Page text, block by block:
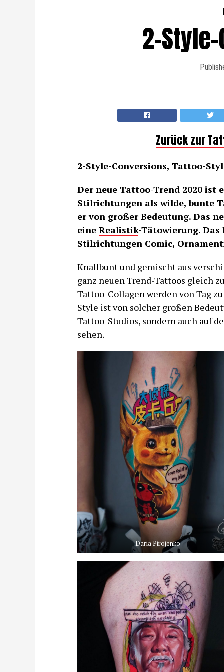
2-
Zurück zur
2-Style-Conversions, Tattoo-
Der neue Tattoo-Trend 2020 ist
Stilrichtungen als wilde, bunte
er von großer Bedeutung. Das
eine Realistik-Tätowierung.
Stilrichtungen Comic,
Knallbunt und gemischt aus
ganz neuen Trend-Tattoos gleich
Tattoo-Collagen werden von Tag
Style ist von solcher großen
Tattoo-Studios, sondern auch auf
sehen.
Daria Pirojenko